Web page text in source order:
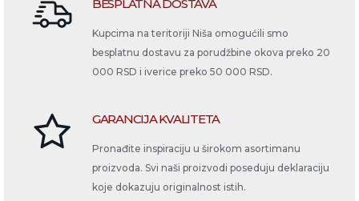
BESPLATNA DOSTAVA
Kupcima na teritoriji Niša omogućili smo
besplatnu dostavu za porudžbine okova preko 20
000 RSD i iverice preko 50 000 RSD.
GARANCIJA KVALITETA
Pronađite inspiraciju u širokom asortimanu
proizvoda. Svi naši proizvodi poseduju deklaraciju
koje dokazuju originalnost istih.